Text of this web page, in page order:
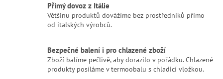
Přímý dovoz z Itálie
Většinu produktů dovážíme bez prostředníků přímo
od italských výrobců.
Bezpečné balení i pro chlazené zboží
Zboží balíme pečlivě, aby dorazilo v pořádku. Chlazené
produkty posíláme v termoobalu s chladicí vložkou.